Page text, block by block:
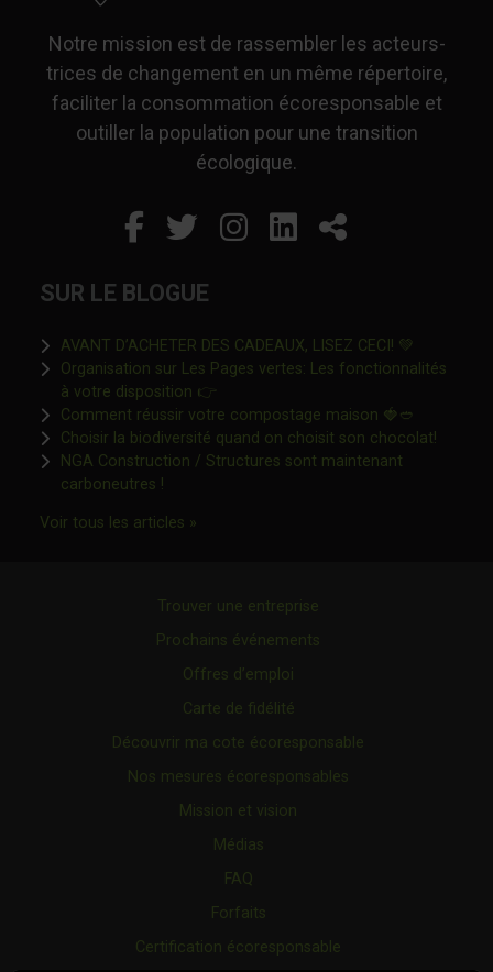
Notre mission est de rassembler les acteurs-
trices de changement en un même répertoire,
faciliter la consommation écoresponsable et
outiller la population pour une transition
écologique.
Facebook
Ce lien s'ouvrira dans
Twitter
Ce lien s'ouvrira
Instagram
Ce lien s'ouvrira
LinkedIn
Ce lien
Partager
SUR LE BLOGUE
AVANT D’ACHETER DES CADEAUX, LISEZ CECI! 💚
Organisation sur Les Pages vertes: Les fonctionnalités
à votre disposition 👉Ce lien s'ouvrira dans une nouvelle
Comment réussir votre compostage maison 🍓🥙
Choisir la biodiversité quand on choisit son chocolat!Ce lien
NGA Construction / Structures sont maintenant
carboneutres !Ce lien s'ouvrira dans une nouvelle fenêtre"
Voir tous les articles »Ce lien s'ouvrira dans une nouvelle
Trouver une entreprise
Prochains événements
Offres d’emploi
Carte de fidélité
Découvrir ma cote écoresponsable
Nos mesures écoresponsables
Mission et vision
Médias
FAQ
Forfaits
Certification écoresponsable